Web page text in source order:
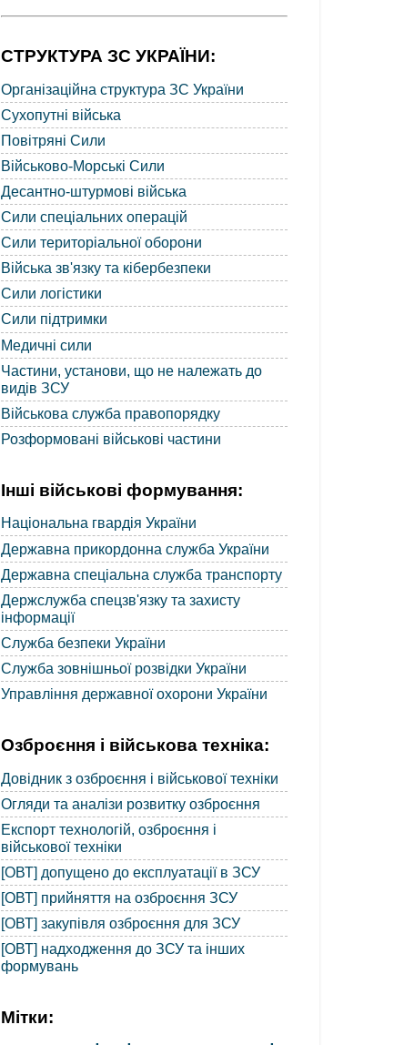
СТРУКТУРА ЗС УКРАЇНИ:
Організаційна структура ЗС України
Сухопутні війська
Повітряні Сили
Військово-Морські Сили
Десантно-штурмові війська
Сили спеціальних операцій
Сили територіальної оборони
Війська зв'язку та кібербезпеки
Сили логістики
Сили підтримки
Медичні сили
Частини, установи, що не належать до
видів ЗСУ
Військова служба правопорядку
Розформовані військові частини
Інші військові формування:
Національна гвардія України
Державна прикордонна служба України
Державна спеціальна служба транспорту
Держслужба спецзв'язку та захисту
інформації
Служба безпеки України
Служба зовнішньої розвідки України
Управління державної охорони України
Озброєння і військова техніка:
Довідник з озброєння і військової техніки
Огляди та аналізи розвитку озброєння
Експорт технологій, озброєння і
військової техніки
[ОВТ] допущено до експлуатації в ЗСУ
[ОВТ] прийняття на озброєння ЗСУ
[ОВТ] закупівля озброєння для ЗСУ
[ОВТ] надходження до ЗСУ та інших
формувань
Мітки: